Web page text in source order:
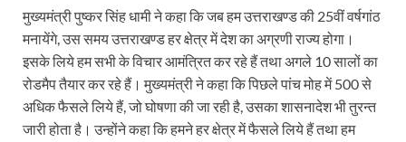
Baster’s New Picture: बस्तर की नई तस्वीर: मैदान में
पीएम मोदी के संबोधन की बड़ी बातें
Modern Composite Sleepers: एआई की मदद से ट्रैक
Char Dham Yatra Action Plan: चारधाम यात्रा-
मुख्यमंत्री पुष्कर सिंह धामी ने कहा कि जब हम उत्तराखण्ड की 25वीं वर्षगांठ
मनायेंगे, उस समय उत्तराखण्ड हर क्षेत्र में देश का अग्रणी राज्य होगा।
इसके लिये हम सभी के विचार आमंत्रित कर रहे हैं तथा अगले 10 सालों का
रोडमैप तैयार कर रहे हैं। मुख्यमंत्री ने कहा कि पिछले पांच मोह में 500 से
अधिक फैसले लिये हैं, जो घोषणा की जा रही है, उसका शासनादेश भी तुरन्त
जारी होता है। उन्होंने कहा कि हमने हर क्षेत्र में फैसले लिये हैं तथा हम